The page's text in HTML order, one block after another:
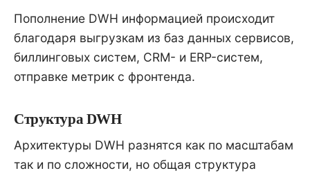
Пополнение DWH информацией происходит
благодаря выгрузкам из баз данных сервисов,
биллинговых систем, CRM- и ERP-систем,
отправке метрик с фронтенда.
Структура DWH
Архитектуры DWH разнятся как по масштабам
так и по сложности, но общая структура